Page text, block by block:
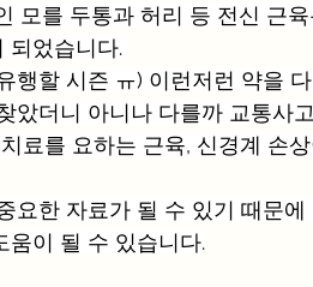
모를 두통과 허리 등 전신 근
되었습니다.
행할 시즌 ㅠ) 이런저런 약을
았더니 아니나 다를까 교통사
료를 요하는 근육, 신경계 손
요한 자료가 될 수 있기 때문에
움이 될 수 있습니다.